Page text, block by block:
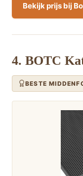
Bekijk prijs bij
4. BOTC
BESTE